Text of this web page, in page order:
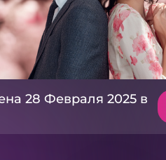
28 Февраля 2025 в